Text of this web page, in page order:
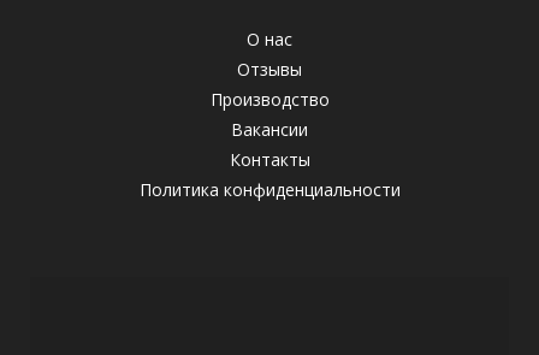
О нас
Отзывы
Производство
Вакансии
Контакты
Политика конфиденциальности